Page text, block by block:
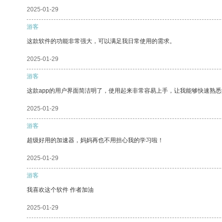
2025-01-29
游客
这款软件的功能非常强大，可以满足我日常使用的需求。
2025-01-29
游客
这款app的用户界面简洁明了，使用起来非常容易上手，让我能够快速熟
2025-01-29
游客
超级好用的加速器，妈妈再也不用担心我的学习啦！
2025-01-29
游客
我喜欢这个软件 作者加油
2025-01-29